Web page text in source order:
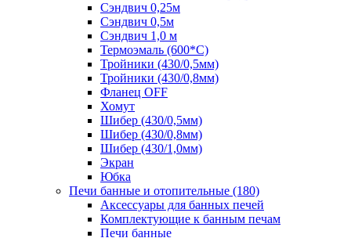
Сэндвич 0,25м
Сэндвич 0,5м
Сэндвич 1,0 м
Термоэмаль (600*С)
Тройники (430/0,5мм)
Тройники (430/0,8мм)
Фланец OFF
Хомут
Шибер (430/0,5мм)
Шибер (430/0,8мм)
Шибер (430/1,0мм)
Экран
Юбка
Печи банные и отопительные (180)
Аксессуары для банных печей
Комплектующие к банным печам
Печи банные